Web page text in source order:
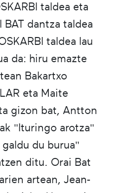
taldea eta
BAT dantza taldea
taldea lau
da: hiru emazte
Bakartxo
eta Maite
gizon bat, Antton
"Ituringo arotza"
du burua"
ditu. Orai Bat
artean, Jean-